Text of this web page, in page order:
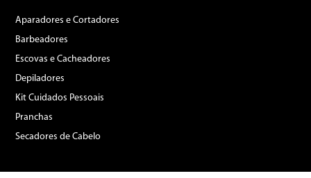
Aparadores e Cortadores
Barbeadores
Escovas e Cacheadores
Depiladores
Kit Cuidados Pessoais
Pranchas
Secadores de Cabelo